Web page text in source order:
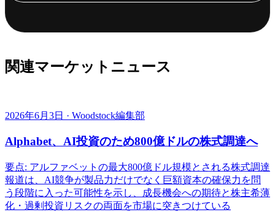
関連マーケットニュース
2026年6月3日 · Woodstock編集部
Alphabet、AI投資のため800億ドルの株式調達へ
要点: アルファベットの最大800億ドル規模とされる株式調達
報道は、AI競争が製品力だけでなく巨額資本の確保力を問
う段階に入った可能性を示し、成長機会への期待と株主希薄
化・過剰投資リスクの両面を市場に突きつけている